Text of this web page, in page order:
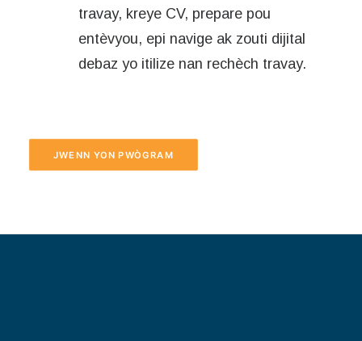
travay, kreye CV, prepare pou
entèvyou, epi navige ak zouti dijital
debaz yo itilize nan rechèch travay.
JWENN YON PWÒGRAM